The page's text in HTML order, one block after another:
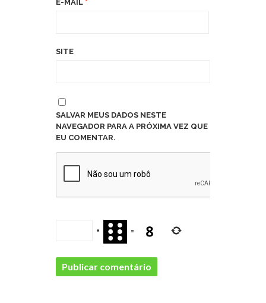
E-MAIL *
SITE
SALVAR MEUS DADOS NESTE
NAVEGADOR PARA A PRÓXIMA VEZ QUE
EU COMENTAR.
+ =